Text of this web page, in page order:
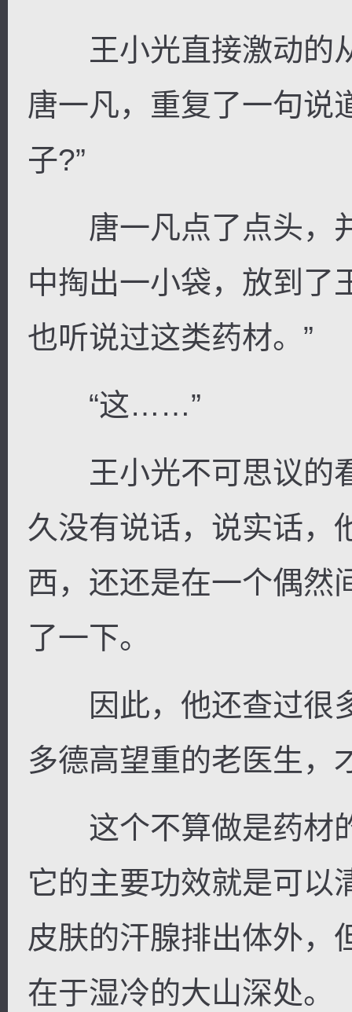
王小光直接激动的
唐一凡，重复了一句说
子?”
唐一凡点了点头，
中掏出一小袋，放到了
也听说过这类药材。”
“这……”
王小光不可思议的
久没有说话，说实话，
西，还还是在一个偶然
了一下。
因此，他还查过很
多德高望重的老医生，
这个不算做是药材
它的主要功效就是可以
皮肤的汗腺排出体外，
在于湿冷的大山深处。